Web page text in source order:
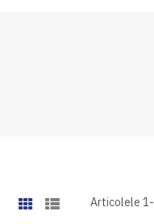
Articolele1-